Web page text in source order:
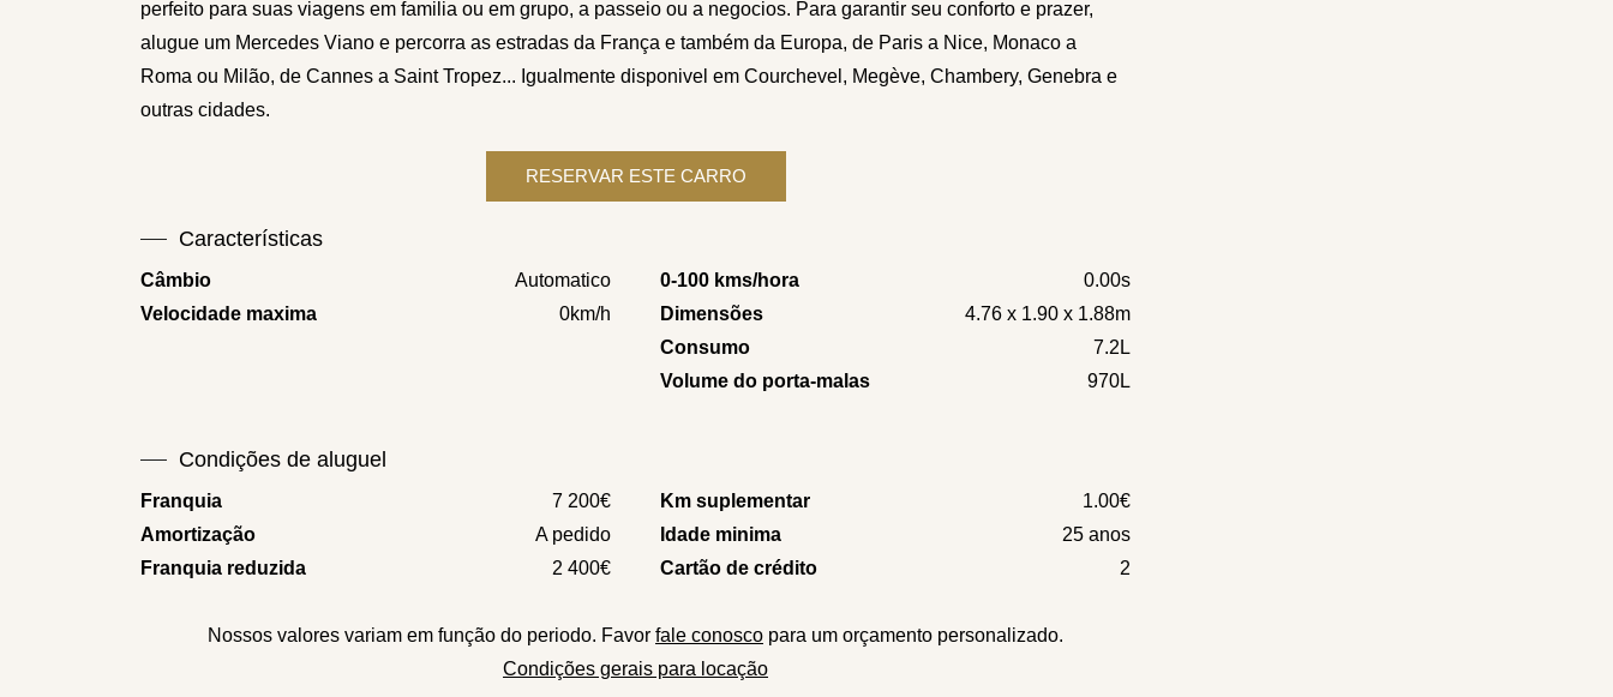
perfeito para suas viagens em familia ou em grupo, a passeio ou a negocios. Para garantir seu conforto e prazer,
alugue um Mercedes Viano e percorra as estradas da França e também da Europa, de Paris a Nice, Monaco a
Roma ou Milão, de Cannes a Saint Tropez... Igualmente disponivel em Courchevel, Megève, Chambery, Genebra e
outras cidades.
Características
Câmbio
Automatico
Velocidade maxima
0km/h
0-100 kms/hora
0.00s
Dimensões
4.76 x 1.90 x 1.88m
Consumo
7.2L
Volume do porta-malas
970L
Condições de aluguel
Franquia
7 200€
Amortização
A pedido
Franquia reduzida
2 400€
Km suplementar
1.00€
Idade minima
25 anos
Cartão de crédito
2
Nossos valores variam em função do periodo. Favor fale conosco para um orçamento personalizado.
Condições gerais para locação